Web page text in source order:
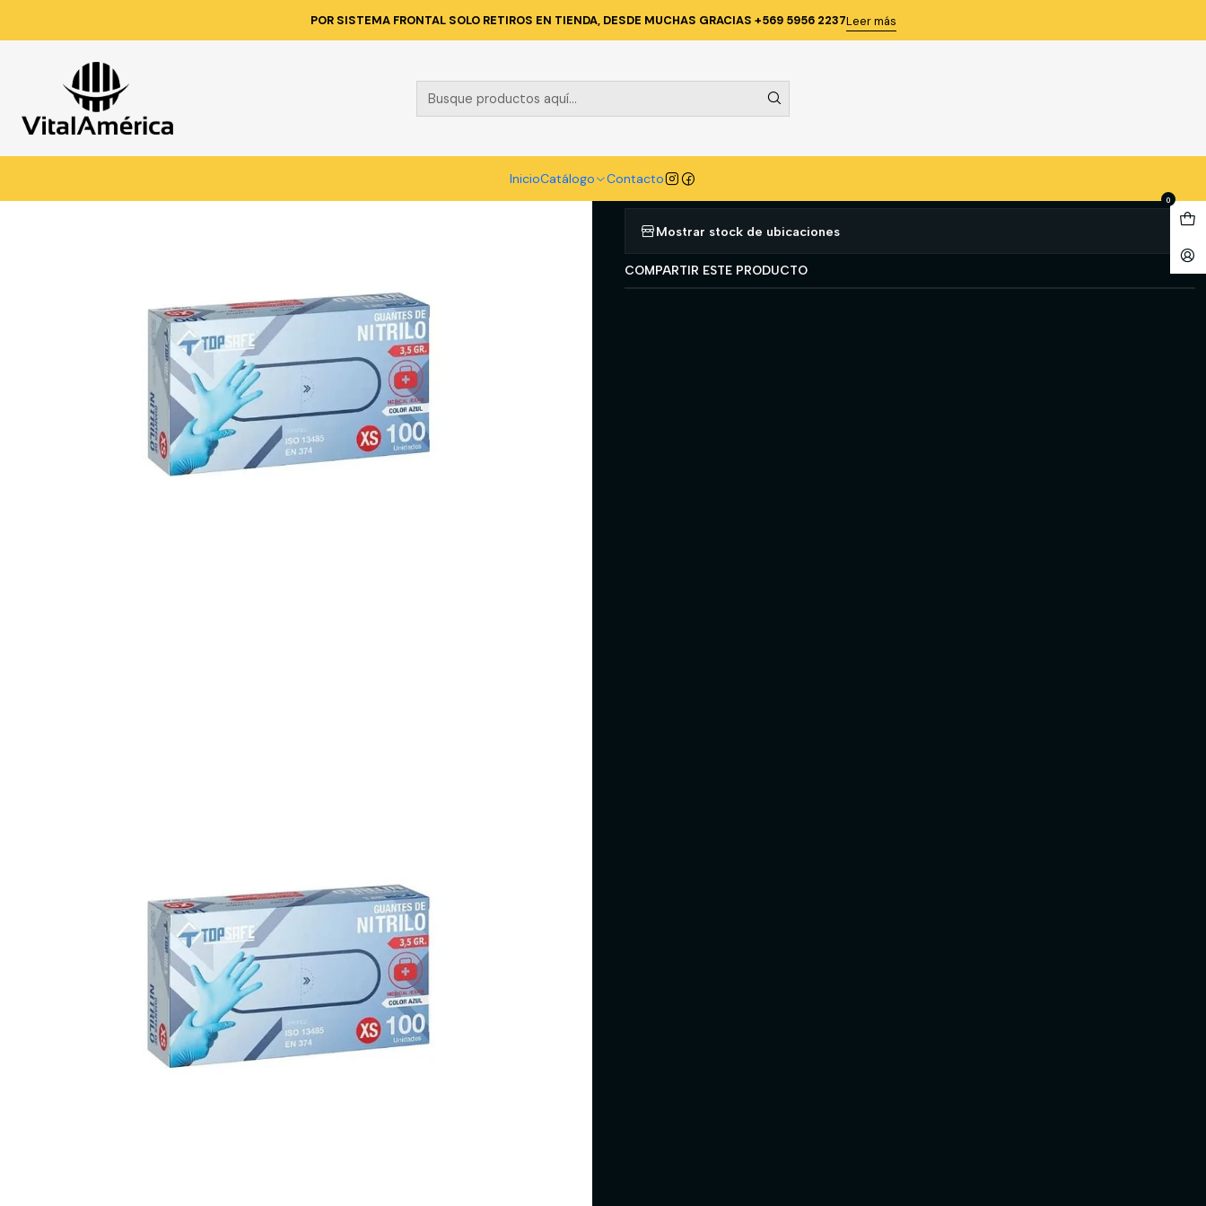
InicioCatálogo Contacto
0
POR SISTEMA FRONTAL SOLO RETIROS EN TIENDA, DESDE MUCHAS GRACIAS +569 5956 2237Leer más
Inicio Catálogo PROTECCION PERSONAL MANOS GUANTE DE NITRILO AZUL 3 5 GR 100 UDS TALLA M
|
GUANTE DE NITRILO AZUL 3 5 GR 100 UDS
TALLA M
Agregar a la lista de favoritos
Mostrar stock de ubicaciones
COMPARTIR ESTE PRODUCTO